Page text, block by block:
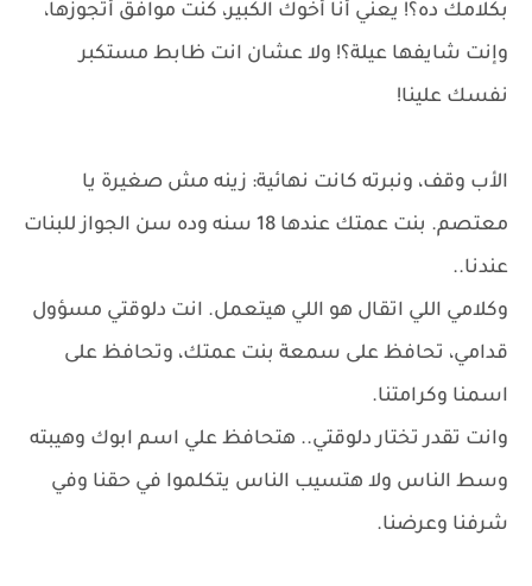
بكلامك ده؟! يعني أنا أخوك الكبير، كنت موافق أتجوزها،
وإنت شايفها عيلة؟! ولا عشان انت ظابط مستكبر
نفسك علينا!
الأب وقف، ونبرته كانت نهائية: زينه مش صغيرة يا
معتصم. بنت عمتك عندها 18 سنه وده سن الجواز للبنات
عندنا..
وكلامي اللي اتقال هو اللي هيتعمل. انت دلوقتي مسؤول
قدامي، تحافظ على سمعة بنت عمتك، وتحافظ على
اسمنا وكرامتنا.
وانت تقدر تختار دلوقتي.. هتحافظ علي اسم ابوك وهيبته
وسط الناس ولا هتسيب الناس يتكلموا في حقنا وفي
شرفنا وعرضنا.